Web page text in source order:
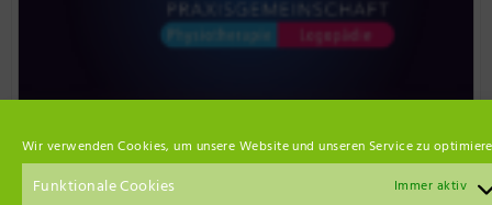
Wir verwenden Cookies, um unsere Website und unseren Service zu
Funktionale Cookies Immer aktiv